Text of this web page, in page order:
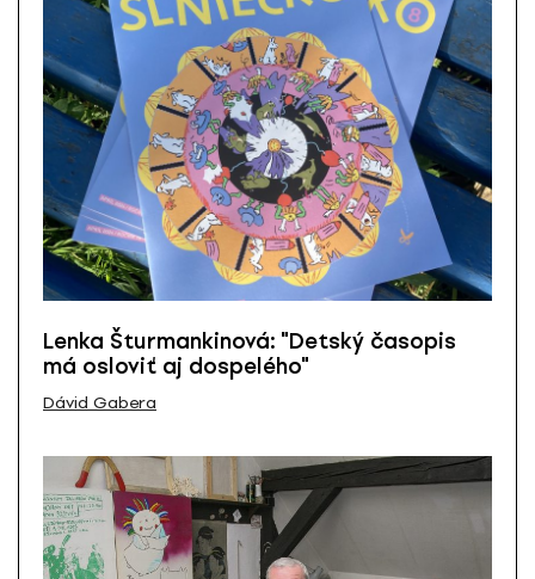
Lenka Šturmankinová: "Detský časopis
má osloviť aj dospelého"
Dávid Gabera